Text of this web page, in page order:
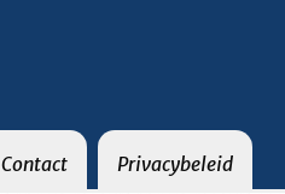
Contact Privacybeleid